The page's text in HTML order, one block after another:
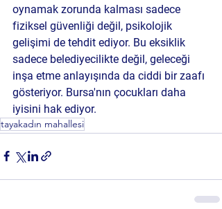
oynamak zorunda kalması sadece
fiziksel güvenliği değil, psikolojik
gelişimi de tehdit ediyor. Bu eksiklik
sadece belediyecilikte değil, geleceği
inşa etme anlayışında da ciddi bir zaafı
gösteriyor. Bursa'nın çocukları daha
iyisini hak ediyor.
tayakadın mahallesi